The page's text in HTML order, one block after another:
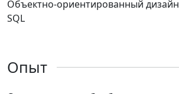
Объектно-ориентированный дизайн
SQL
Опыт